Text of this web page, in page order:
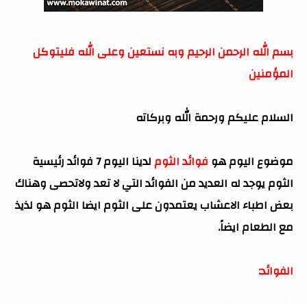
بسم الله الرحمن الرحيم وبه نستعين وعلى الله فليتوكل
المؤمنين
السلام عليكم ورحمة الله وبركاته
موضوع اليوم هو فوائد الثوملدينا اليوم 7 فوائد رئيسية
الثوم يوجد له العديد من الفوائد التي لا تعد ولاتحصى وهناك
بعض اطباء الاعشاب يعتمدون على الثوم ايضا الثوم هو لذيذ
مع الطعام ايضاً.
الفوائد: